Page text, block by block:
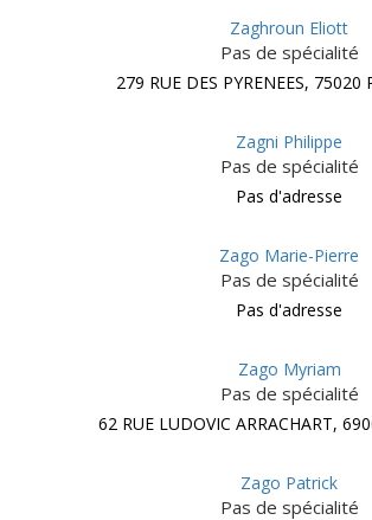
Zaghroun Eliott
Pas de spécialité
279 RUE DES PYRENEES, 75020
Zagni Philippe
Pas de spécialité
Pas d'adresse
Zago Marie-Pierre
Pas de spécialité
Pas d'adresse
Zago Myriam
Pas de spécialité
62 RUE LUDOVIC ARRACHART,
Zago Patrick
Pas de spécialité